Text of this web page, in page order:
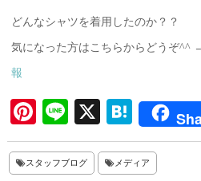
どんなシャツを着用したのか？？
気になった方はこちらからどう
報
Pi
nt
er
Li
ne
X
H
at
en
スタッフブログ メディア